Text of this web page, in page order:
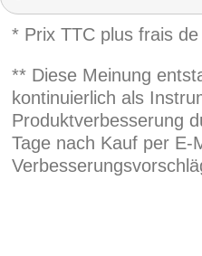
* Prix TTC plus frais
** Diese Meinung
kontinuierlich als
Produktverbesserung
Tage nach Kauf per E-